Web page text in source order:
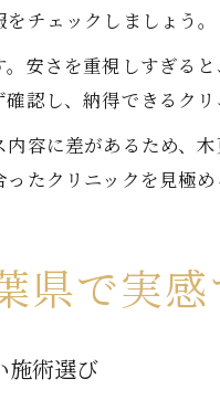
チェックしましょう。
安さを重視しすぎる
認し、納得できるクリ
容に差があるため、
たクリニックを見極め
県で実
施術選び